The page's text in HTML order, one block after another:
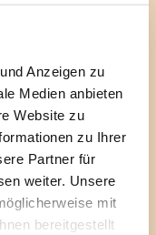
Anzeigen zu
Medien anbieten
Website zu
zu Ihrer
Partner für
weiter. Unsere
mit
bereitgestellt
Musik, ein
alles zu einer
Schlaf
und Disco bis
Schon
war ein
Special für
gemeinsam die
2025 wieder
zum Vormerken
neue Jahr: